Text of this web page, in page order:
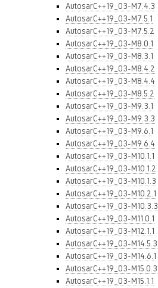
AutosarC++19_03-M7.4.3
AutosarC++19_03-M7.5.1
AutosarC++19_03-M7.5.2
AutosarC++19_03-M8.0.1
AutosarC++19_03-M8.3.1
AutosarC++19_03-M8.4.2
AutosarC++19_03-M8.4.4
AutosarC++19_03-M8.5.2
AutosarC++19_03-M9.3.1
AutosarC++19_03-M9.3.3
AutosarC++19_03-M9.6.1
AutosarC++19_03-M9.6.4
AutosarC++19_03-M10.1.1
AutosarC++19_03-M10.1.2
AutosarC++19_03-M10.1.3
AutosarC++19_03-M10.2.1
AutosarC++19_03-M10.3.3
AutosarC++19_03-M11.0.1
AutosarC++19_03-M12.1.1
AutosarC++19_03-M14.5.3
AutosarC++19_03-M14.6.1
AutosarC++19_03-M15.0.3
AutosarC++19_03-M15.1.1